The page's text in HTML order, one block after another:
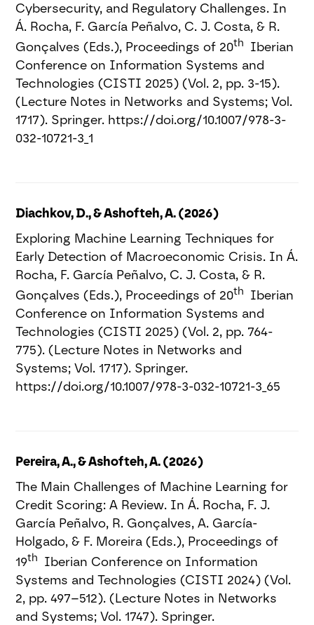
Cybersecurity, and Regulatory Challenges. In
Á. Rocha, F. García Peñalvo, C. J. Costa, & R.
Gonçalves (Eds.), Proceedings of 20th
Iberian
Conference on Information Systems and
Technologies (CISTI 2025) (Vol. 2, pp. 3-15).
(Lecture Notes in Networks and Systems; Vol.
1717). Springer. https://doi.org/10.1007/978-3-
032-10721-3_1
Diachkov, D., & Ashofteh, A. (2026)
Exploring Machine Learning Techniques for
Early Detection of Macroeconomic Crisis. In Á.
Rocha, F. García Peñalvo, C. J. Costa, & R.
Gonçalves (Eds.), Proceedings of 20th
Iberian
Conference on Information Systems and
Technologies (CISTI 2025) (Vol. 2, pp. 764-
775). (Lecture Notes in Networks and
Systems; Vol. 1717). Springer.
https://doi.org/10.1007/978-3-032-10721-3_65
Pereira, A., & Ashofteh, A. (2026)
The Main Challenges of Machine Learning for
Credit Scoring: A Review. In Á. Rocha, F. J.
García Peñalvo, R. Gonçalves, A. García-
Holgado, & F. Moreira (Eds.), Proceedings of
19th
Iberian Conference on Information
Systems and Technologies (CISTI 2024) (Vol.
2, pp. 497–512). (Lecture Notes in Networks
and Systems; Vol. 1747). Springer.